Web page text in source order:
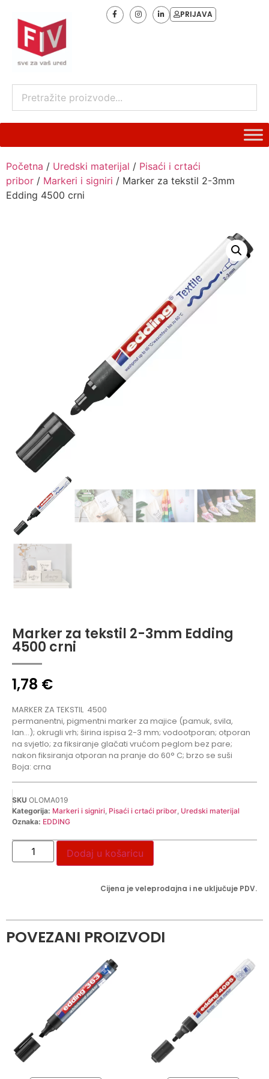
PRIJAVA
Početna / Uredski materijal / Pisaći i crtaći
pribor / Markeri i signiri / Marker za tekstil 2-3mm
Edding 4500 crni
Marker za tekstil 2-3mm Edding
4500 crni
1,78 €
MARKER ZA TEKSTIL 4500
permanentni, pigmentni marker za majice (pamuk, svila,
lan…); okrugli vrh; širina ispisa 2-3 mm; vodootporan; otporan
na svjetlo; za fiksiranje glačati vrućom peglom bez pare;
nakon fiksiranja otporan na pranje do 60° C; brzo se suši
Boja: crna
SKU OLOMA019
Kategorija: Markeri i signiri Pisaći i crtaći pribor Uredski materijal
Oznaka: EDDING
Dodaj u košaricu
Cijena je veleprodajna i ne uključuje PDV.
POVEZANI PROIZVODI